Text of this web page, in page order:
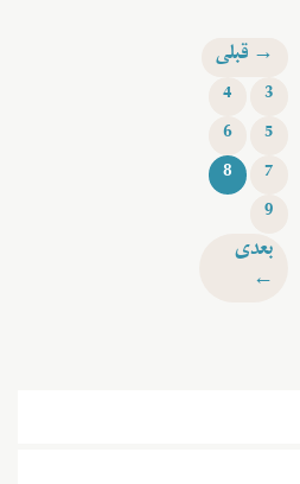
→ قبلی
3
4
5
6
7
8
9
بعدی
←